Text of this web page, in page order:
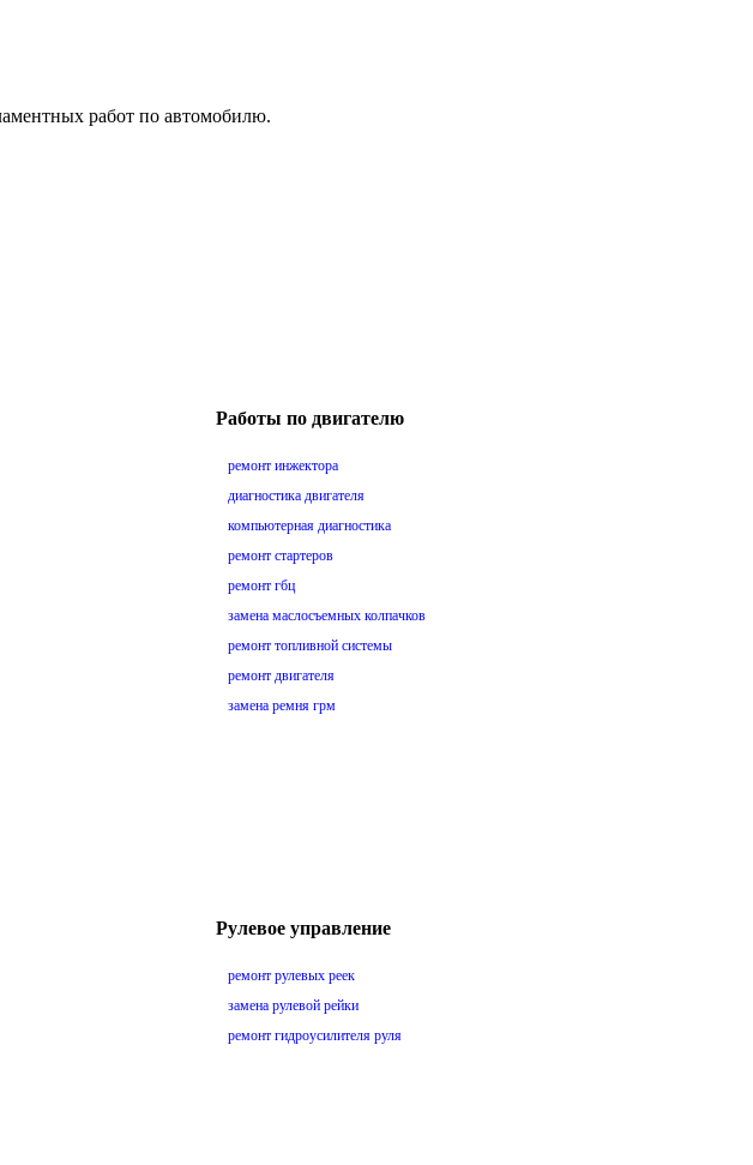
работ по автомобилю.
Работы по двигателю
ремонт инжектора
диагностика двигателя
компьютерная диагностика
ремонт стартеров
ремонт гбц
замена маслосъемных колпачков
ремонт топливной системы
ремонт двигателя
замена ремня грм
Рулевое управление
ремонт рулевых реек
замена рулевой рейки
ремонт гидроусилителя руля